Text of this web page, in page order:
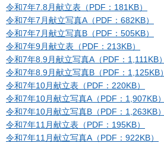
令和7年7.8月献立表（PDF：181KB）
令和7年7月献立写真A（PDF：682KB）
令和7年7月献立写真B（PDF：505KB）
令和7年9月献立表（PDF：213KB）
令和7年8.9月献立写真A（PDF：1,111KB）
令和7年8.9月献立写真B（PDF：1,125KB）
令和7年10月献立表（PDF：220KB）
令和7年10月献立写真A（PDF：1,907KB）
令和7年10月献立写真B（PDF：1,263KB）
令和7年11月献立表（PDF：195KB）
令和7年11月献立写真A（PDF：922KB）